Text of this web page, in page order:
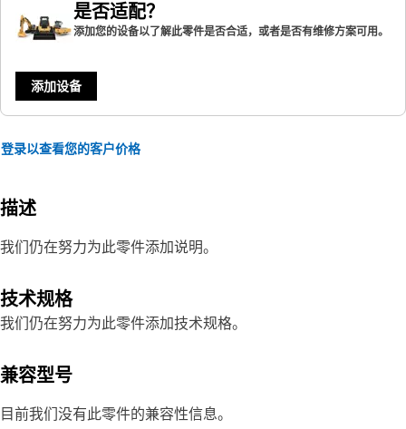
是否适配？
添加您的设备以了解此零件是否合适，或者是否有维修方案可用。
添加设备
登录以查看您的客户价格
描述
我们仍在努力为此零件添加说明。
技术规格
我们仍在努力为此零件添加技术规格。
兼容型号
目前我们没有此零件的兼容性信息。